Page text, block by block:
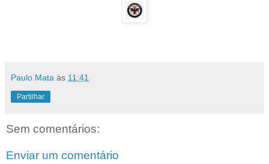
Paulo Mata às 11:41
Partilhar
Sem comentários:
Enviar um comentário